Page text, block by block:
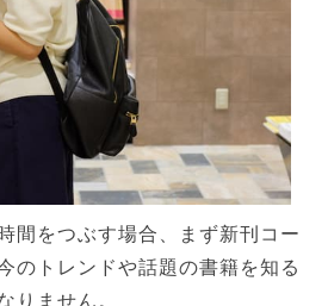
間をつぶす場合、まず新刊コー
のトレンドや話題の書籍を知る
りません。